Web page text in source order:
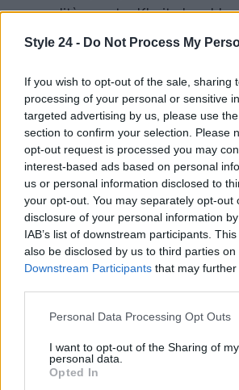
Style 24 - Do Not Process My
If you wish to opt-out of the sale, sharing
processing of your personal or sensitive
targeted advertising by us, please use
section to confirm your selection. Please
opt-out request is processed you may
interest-based ads based on personal
us or personal information disclosed to
your opt-out. You may separately opt-out
disclosure of your personal information
IAB’s list of downstream participants.
also be disclosed by us to third parties on
Downstream Participants that may
Please note that this website/app uses
not limited to your visit or usage
grant or deny consent to Google and its
use your data for below specified
Personal Data Processing Opt Outs
I want to opt-out of the Sharing of my
personal data.
Opted In
sensualità, mentre Khaite ha
oscuro della moda con una
gioco, ha presentato capi audaci
consolidando la sua posizione di
Versace ha reso omaggio al
portando una ventata di nostalgia
agli anni ’70.
AUTORE
Staff